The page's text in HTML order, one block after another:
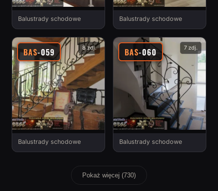
Balustrady schodowe Balustrady schodowe
BAS-059 8 zdj.
Balustrady schodowe
BAS-060 7 zdj.
Balustrady schodowe
Pokaż więcej (730)